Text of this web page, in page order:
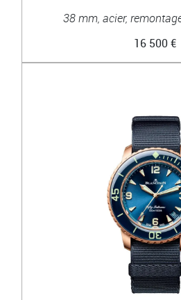
38 mm, acier,
16 500 €